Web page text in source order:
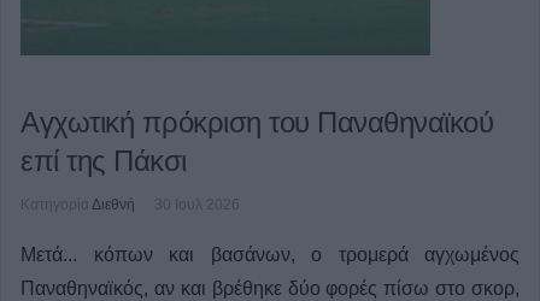
Αγχωτική πρόκριση του Παναθηναϊκού
επί της Πάκσι
Κατηγορία Διεθνή 30 Ιουλ 2026
Μετά... κόπων και βασάνων, ο τρομερά αγχωμένος
Παναθηναϊκός, αν και βρέθηκε δύο φορές πίσω στο σκορ,